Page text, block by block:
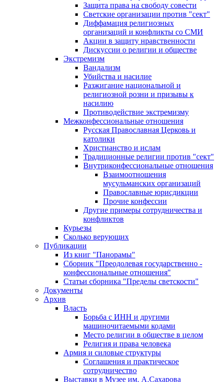
Защита права на свободу совести
Светские организации против "сект"
Диффамация религиозных
организаций и конфликты со СМИ
Акции в защиту нравственности
Дискуссии о религии и обществе
Экстремизм
Вандализм
Убийства и насилие
Разжигание национальной и
религиозной розни и призывы к
насилию
Противодействие экстремизму
Межконфессиональные отношения
Русская Православная Церковь и
католики
Христианство и ислам
Традиционные религии против "сект"
Внутриконфессиональные отношения
Взаимоотношения
мусульманских организаций
Православные юрисдикции
Прочие конфессии
Другие примеры сотрудничества и
конфликтов
Курьезы
Сколько верующих
Публикации
Из книг "Панорамы"
Сборник "Преодолевая государственно -
конфессиональные отношения"
Статьи сборника "Пределы светскости"
Документы
Архив
Власть
Борьба с ИНН и другими
машиночитаемыми кодами
Место религии в обществе в целом
Религия и права человека
Армия и силовые структуры
Соглашения и практическое
сотрудничество
Выставки в Музее им. А.Сахарова